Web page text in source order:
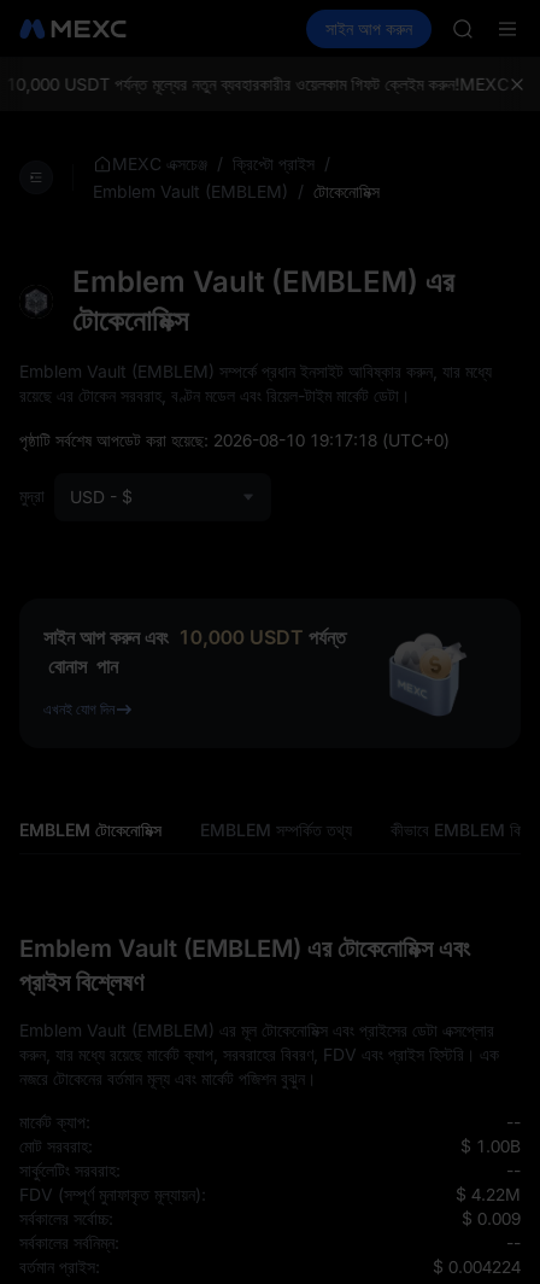
স্পট ফিউচার SPCX আয় করুন
সাইন আপ করুন
SMCI
USDT পর্যন্ত মূল্যের নতুন ব্যবহারকারীর ওয়েলকাম গিফট ক্লেইম করুন!MEXC
MEXC এক্সচেঞ্জ / ক্রিপ্টো প্রাইস /
Emblem Vault (EMBLEM)
/ টোকেনোমিক্স
Emblem Vault (EMBLEM) এর
টোকেনোমিক্স
Emblem Vault (EMBLEM) সম্পর্কে প্রধান ইনসাইট আবিষ্কার করুন, যার মধ্যে
রয়েছে এর টোকেন সরবরাহ, বণ্টন মডেল এবং রিয়েল-টাইম মার্কেট ডেটা।
পৃষ্ঠাটি সর্বশেষ আপডেট করা হয়েছে: 2026-08-10 19:17:18 (UTC+0)
মুদ্রা USD - $
সাইন আপ করুন এবং 10,000 USDT পর্যন্ত
বোনাস পান
এখনই যোগ দিন
EMBLEM টোকেনোমিক্স EMBLEM সম্পর্কিত তথ্য কীভাবে EMBLEM
Emblem Vault (EMBLEM) এর টোকেনোমিক্স এবং
প্রাইস বিশ্লেষণ
Emblem Vault (EMBLEM) এর মূল টোকেনোমিক্স এবং প্রাইসের ডেটা এক্সপ্লোর
করুন, যার মধ্যে রয়েছে মার্কেট ক্যাপ, সরবরাহের বিবরণ, FDV এবং প্রাইস হিস্টরি। এক
নজরে টোকেনের বর্তমান মূল্য এবং মার্কেট পজিশন বুঝুন।
মার্কেট ক্যাপ:
--
মোট সরবরাহ:
$ 1.00B
সার্কুলেটিং সরবরাহ:
--
FDV (সম্পূর্ণ মুনাফাকৃত মূল্যায়ন):
$ 4.22M
সর্বকালের সর্বোচ্চ:
$ 0.009
সর্বকালের সর্বনিম্ন:
--
বর্তমান প্রাইস:
$ 0.004224